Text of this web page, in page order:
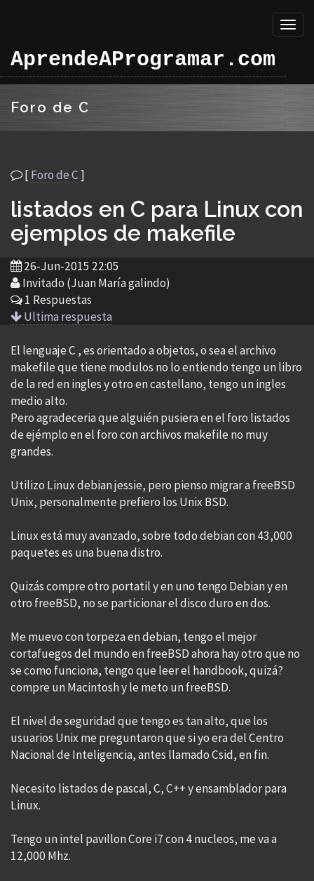
AprendeAProgramar.com
Foro de C
[Foro de C]
listados en C para Linux con
ejemplos de makefile
26-Jun-2015 22:05
Invitado (Juan María galindo)
1 Respuestas
Ultima respuesta
El lenguaje C , es orientado a objetos, o sea el archivo
makefile que tiene modulos no lo entiendo tengo un libro
de la red en ingles y otro en castellano, tengo un ingles
medio alto.
Pero agradeceria que alguién pusiera en el foro listados
de ejémplo en el foro con archivos makefile no muy
grandes.
Utilizo Linux debian jessie, pero pienso migrar a freeBSD
Unix, personalmente prefiero los Unix BSD.
Linux está muy avanzado, sobre todo debian con 43,000
paquetes es una buena distro.
Quizás compre otro portatil y en uno tengo Debian y en
otro freeBSD, no se particionar el disco duro en dos.
Me muevo con torpeza en debian, tengo el mejor
cortafuegos del mundo en freeBSD ahora hay otro que no
se como funciona, tengo que leer el handbook, quizá?
compre un Macintosh y le meto un freeBSD.
El nivel de seguridad que tengo es tan alto, que los
usuarios Unix me preguntaron que si yo era del Centro
Nacional de Inteligencia, antes llamado Csid, en fin.
Necesito listados de pascal, C, C++ y ensamblador para
Linux.
Tengo un intel pavillon Core i7 con 4 nucleos, me va a
12,000 Mhz.